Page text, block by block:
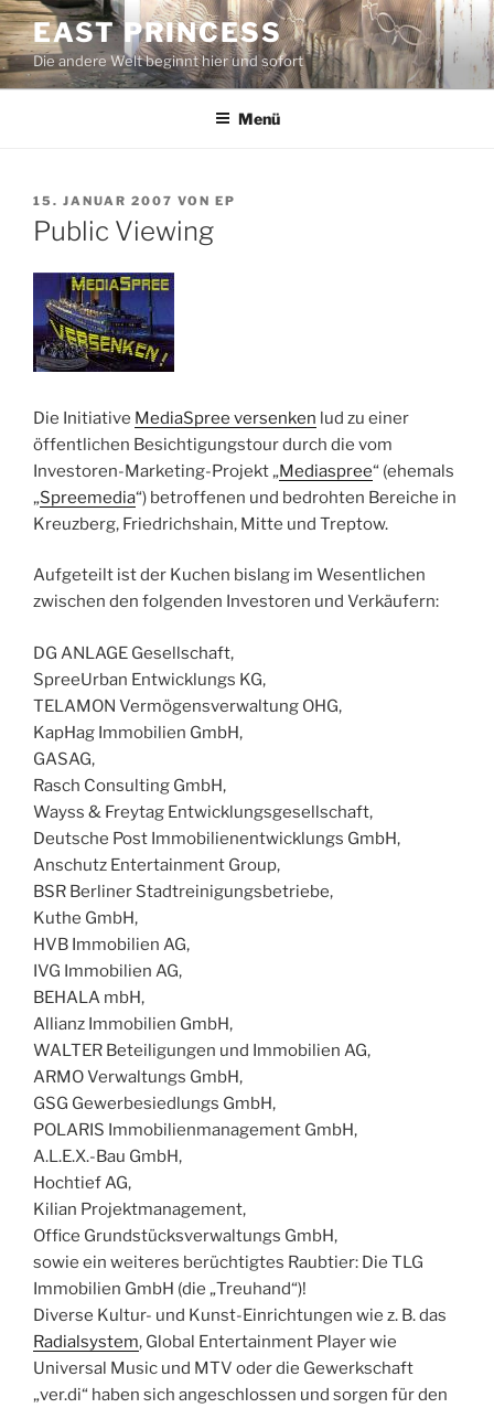
Zum
Inhalt
springen
EAST PRINCESS
Die andere Welt beginnt hier und sofort
Menü
VERÖFFENTLICHT
AM
15. JANUAR 2007 VON EP
Public Viewing
Die Initiative MediaSpree versenken lud zu einer
öffentlichen Besichtigungstour durch die vom
Investoren-Marketing-Projekt „Mediaspree“ (ehemals
„Spreemedia“) betroffenen und bedrohten Bereiche in
Kreuzberg, Friedrichshain, Mitte und Treptow.
Aufgeteilt ist der Kuchen bislang im Wesentlichen
zwischen den folgenden Investoren und Verkäufern:
DG ANLAGE Gesellschaft,
SpreeUrban Entwicklungs KG,
TELAMON Vermögensverwaltung OHG,
KapHag Immobilien GmbH,
GASAG,
Rasch Consulting GmbH,
Wayss & Freytag Entwicklungsgesellschaft,
Deutsche Post Immobilienentwicklungs GmbH,
Anschutz Entertainment Group,
BSR Berliner Stadtreinigungsbetriebe,
Kuthe GmbH,
HVB Immobilien AG,
IVG Immobilien AG,
BEHALA mbH,
Allianz Immobilien GmbH,
WALTER Beteiligungen und Immobilien AG,
ARMO Verwaltungs GmbH,
GSG Gewerbesiedlungs GmbH,
POLARIS Immobilienmanagement GmbH,
A.L.E.X.-Bau GmbH,
Hochtief AG,
Kilian Projektmanagement,
Office Grundstücksverwaltungs GmbH,
sowie ein weiteres berüchtigtes Raubtier: Die TLG
Immobilien GmbH (die „Treuhand“)!
Diverse Kultur- und Kunst-Einrichtungen wie z. B. das
Radialsystem, Global Entertainment Player wie
Universal Music und MTV oder die Gewerkschaft
„ver.di“ haben sich angeschlossen und sorgen für den